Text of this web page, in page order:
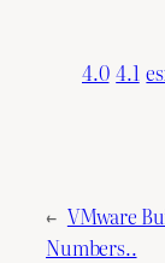
4.0 4.1
← VMware
Numbers..